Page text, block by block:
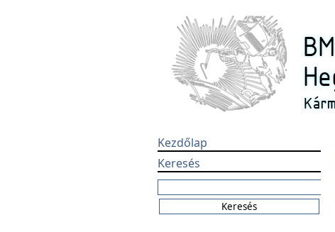
Kezdőlap
Keresés